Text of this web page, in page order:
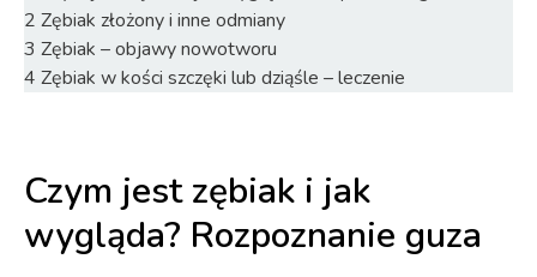
2 Zębiak złożony i inne odmiany
3 Zębiak – objawy nowotworu
4 Zębiak w kości szczęki lub dziąśle – leczenie
Czym jest zębiak i jak
wygląda? Rozpoznanie guza